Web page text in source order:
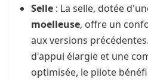
Selle : La selle, dotée
moelleuse, offre un
aux versions
d'appui élargie et une
optimisée, le pilote